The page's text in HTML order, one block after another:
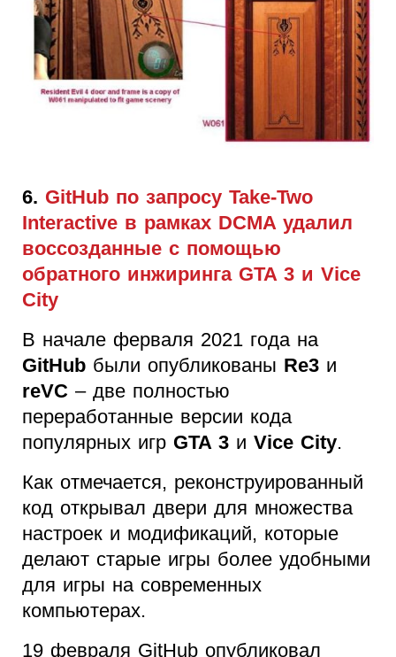
6. GitHub по запросу Take-Two
Interactive в рамках DCMA удалил
воссозданные с помощью
обратного инжиринга GTA 3 и Vice
City
В начале ферваля 2021 года на
GitHub были опубликованы Re3 и
reVC – две полностью
переработанные версии кода
популярных игр GTA 3 и Vice City.
Как отмечается, реконструированный
код открывал двери для множества
настроек и модификаций, которые
делают старые игры более удобными
для игры на современных
компьютерах.
19 февраля GitHub опубликовал